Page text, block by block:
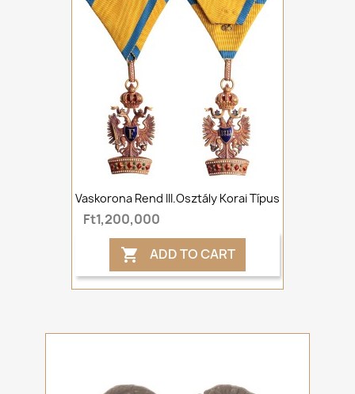
Vaskorona Rend III.osztály Korai Típus
Ft1,200,000
 ADD TO CART